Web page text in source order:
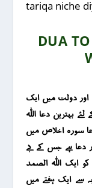
tariqa niche
DUA
اور دولت میں ایک
بہترین دعا اللہ
سورہ اخلاص میں
دعا ہے جس کے بے
ایک اللہ الصمد
سے ایک ہفتے میں